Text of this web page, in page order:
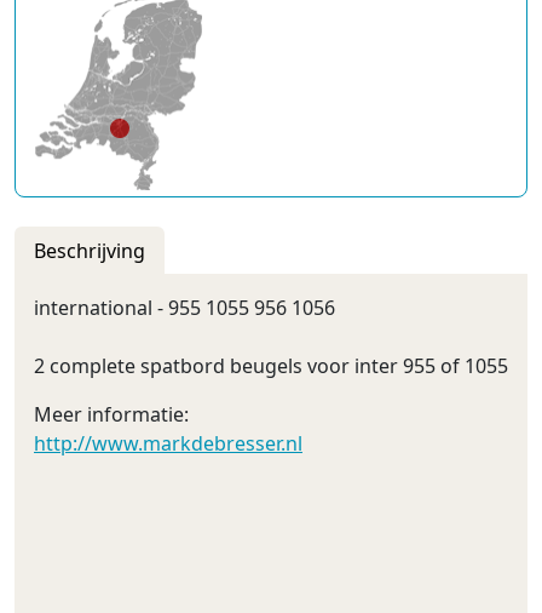
Beschrijving
international - 955 1055 956 1056
2 complete spatbord beugels voor inter 955 of 1055
Meer informatie:
http://www.markdebresser.nl